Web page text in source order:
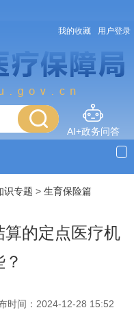
我的收藏 用户登录
AI+政务问答
识专题 > 生育保险篇
的定点医疗机
时间：2024-12-28 15:52